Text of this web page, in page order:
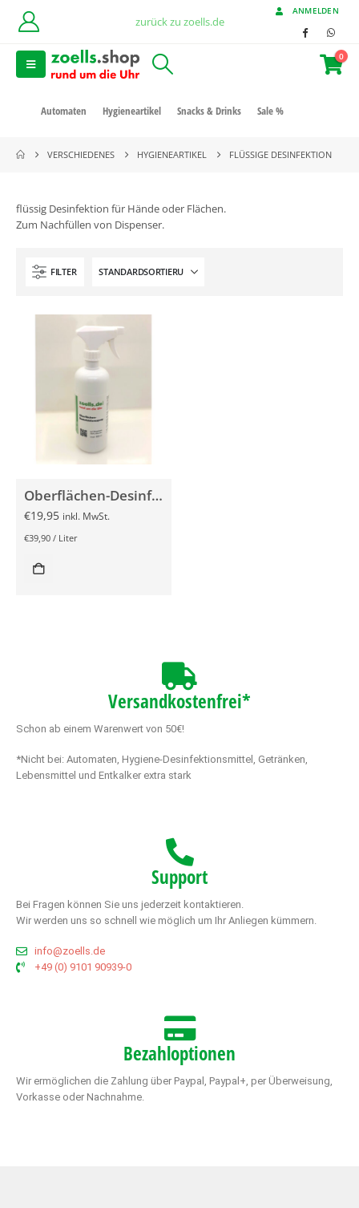
zurück zu zoells.de
ANMELDEN
0
Automaten Hygieneartikel Snacks & Drinks Sale %
VERSCHIEDENES HYGIENEARTIKEL FLÜSSIGE DESINFEKTION
flüssig Desinfektion für Hände oder Flächen.
Zum Nachfüllen von Dispenser.
FILTER
Oberflächen-Desinfektionsspray 500ml
€19,95 inkl. MwSt.
€39,90 / Liter
Versandkostenfrei*
Schon ab einem Warenwert von 50€!
*Nicht bei: Automaten, Hygiene-Desinfektionsmittel, Getränken,
Lebensmittel und Entkalker extra stark
Support
Bei Fragen können Sie uns jederzeit kontaktieren.
Wir werden uns so schnell wie möglich um Ihr Anliegen kümmern.
info@zoells.de
+49 (0) 9101 90939-0
Bezahloptionen
Wir ermöglichen die Zahlung über Paypal, Paypal+, per Überweisung,
Vorkasse oder Nachnahme.